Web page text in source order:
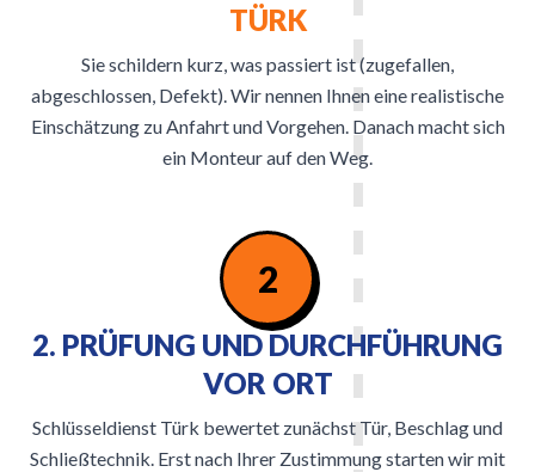
TÜRK
Sie schildern kurz, was passiert ist (zugefallen,
abgeschlossen, Defekt). Wir nennen Ihnen eine realistische
Einschätzung zu Anfahrt und Vorgehen. Danach macht sich
ein Monteur auf den Weg.
2
2. PRÜFUNG UND DURCHFÜHRUNG
VOR ORT
Schlüsseldienst Türk bewertet zunächst Tür, Beschlag und
Schließtechnik. Erst nach Ihrer Zustimmung starten wir mit